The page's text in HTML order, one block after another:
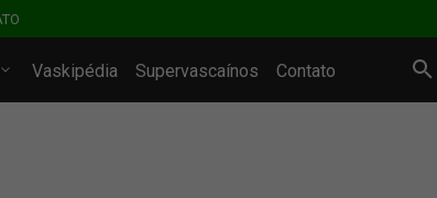
Vaskipédia Supervascaínos Contato